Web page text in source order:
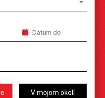
V mojom okolí